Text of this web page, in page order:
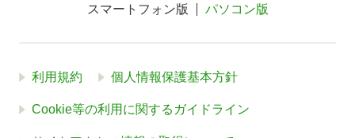
スマートフォン版 パソコン版
利用規約 個人情報保護基本方針
Cookie等の利用に関するガイドライン